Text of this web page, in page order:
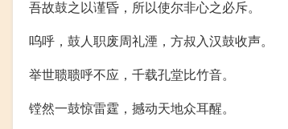
吾故鼓之以谨昏，所以使尔非心之必斥。
呜呼，鼓人职废周礼湮，方叔入汉鼓收声。
举世聩聩呼不应，千载孔堂比竹音。
镗然一鼓惊雷霆，撼动天地众耳醒。